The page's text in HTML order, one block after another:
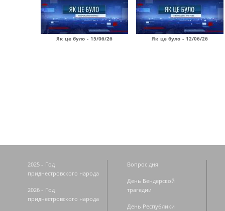
Як це було - 15/06/26 Як це було - 12/06/26
2025 - Год
приднестровского народа
2026 - Год
приднестровского народа
Вопрос дня
День Бендерской
трагедии
День Республики